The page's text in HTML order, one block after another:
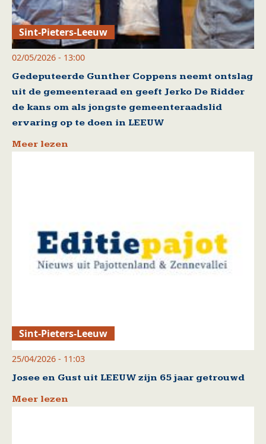
Sint-Pieters-Leeuw
02/05/2026 - 13:00
Gedeputeerde Gunther Coppens neemt ontslag
uit de gemeenteraad en geeft Jerko De Ridder
de kans om als jongste gemeenteraadslid
ervaring op te doen in LEEUW
Meer lezen
Sint-Pieters-Leeuw
25/04/2026 - 11:03
Josee en Gust uit LEEUW zijn 65 jaar getrouwd
Meer lezen